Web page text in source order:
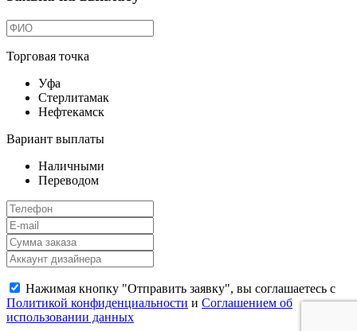
Торговая точка
Уфа
Стерлитамак
Нефтекамск
Вариант выплаты
Наличными
Переводом
Нажимая кнопку "Отправить заявку", вы соглашаетесь с
Политикой конфиденциальности и Соглашением об
использовании данных